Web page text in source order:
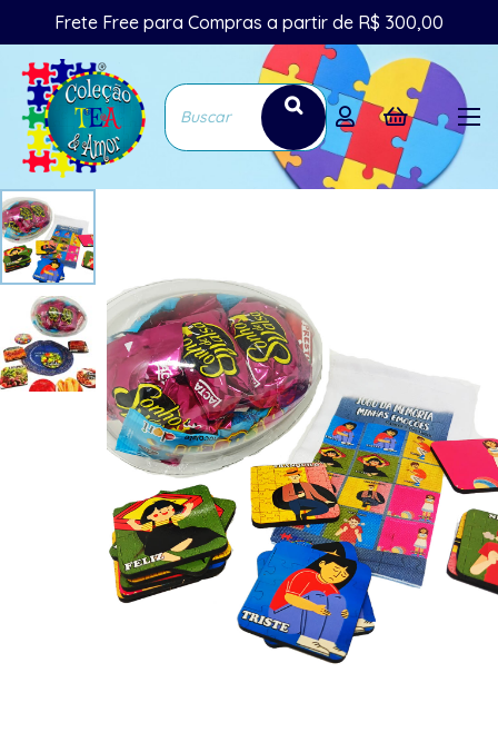
Frete Free para Compras a partir de R$ 300,00